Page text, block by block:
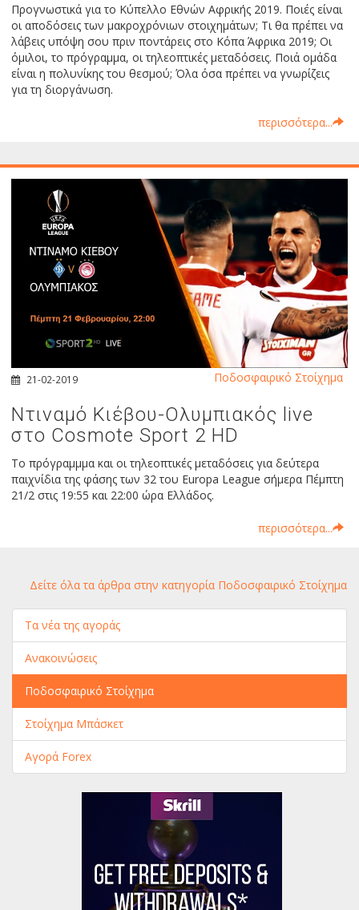
Προγνωστικά για το Κύπελλο Εθνών Αφρικής 2019. Ποιές είναι
οι αποδόσεις των μακροχρόνιων στοιχημάτων; Τι θα πρέπει να
λάβεις υπόψη σου πριν ποντάρεις στο Κόπα Άφρικα 2019; Οι
όμιλοι, το πρόγραμμα, οι τηλεοπτικές μεταδόσεις. Ποιά ομάδα
είναι η πολυνίκης του θεσμού; Όλα όσα πρέπει να γνωρίζεις
για τη διοργάνωση.
περισσότερα...
21-02-2019
Ντιναμό Κιέβου-Ολυμπιακός live
στο Cosmote Sport 2 HD
Το πρόγραμμμα και οι τηλεοπτικές μεταδόσεις για δεύτερα
παιχνίδια της φάσης των 32 του Europa League σήμερα Πέμπτη
21/2 στις 19:55 και 22:00 ώρα Ελλάδος.
περισσότερα...
Ποδοσφαιρικό Στοίχημα
Δείτε όλα τα άρθρα στην κατηγορία Ποδοσφαιρικό Στοίχημα
Τα νέα της αγοράς
Ανακοινώσεις
Ποδοσφαιρικό Στοίχημα
Στοίχημα Μπάσκετ
Αγορά Forex